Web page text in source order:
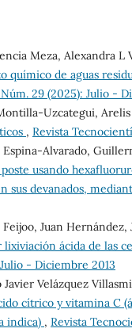
Meza, Alexandra
químico de aguas
29 (2025): Julio -
Uzcategui, Arelis
, Revista
Alvarado,
usando
sus devanados,
Juan
ácida de las
- Diciembre 2013
Velázquez
cítrico y vitamina C
indica) , Revista